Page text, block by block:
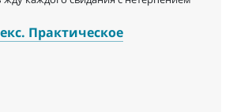
Практическое